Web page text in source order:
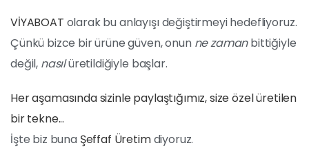
VİYABOAT olarak bu anlayışı değiştirmeyi hedefliyoruz.
Çünkü bizce bir ürüne güven, onun ne zamanbittiğiyle
değil, nasılüretildiğiyle başlar.
Her aşamasında sizinle paylaştığımız, size özel üretilen
bir tekne...
İşte biz buna Şeffaf Üretimdiyoruz.